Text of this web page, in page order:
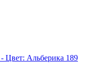
Альберика 189